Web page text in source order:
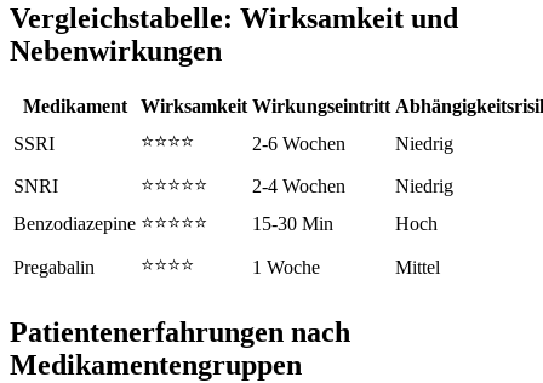
Vergleichstabelle: Wirksamkeit und
Nebenwirkungen
Medikament Wirksamkeit Wirkungseintritt
SSRI
⭐⭐⭐⭐ 2-6 Wochen Niedrig
SNRI ⭐⭐⭐⭐⭐ 2-4 Wochen
Niedrig
Benzodiazepine ⭐⭐⭐⭐⭐ 15-30 Min Hoch
Pregabalin ⭐⭐⭐⭐ 1 Woche Mittel
Patientenerfahrungen nach
Medikamentengruppen